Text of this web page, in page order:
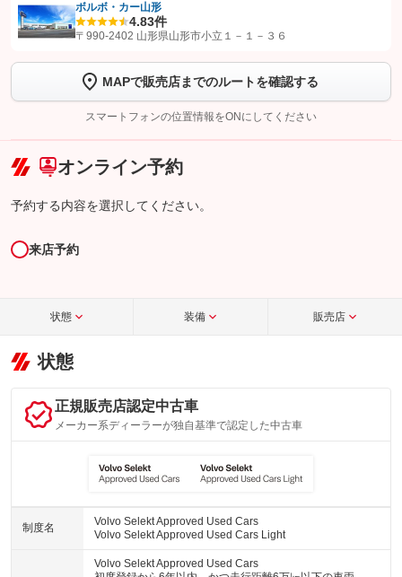
【STEP1】認証画面でグーネットを友だち追加してから「許可する」ボタンを押
トーク画面で
ボタンをタップして問い合わせを
完了してください。
こちら
ボルボ・カー山形
4.83件
〒990-2402 山形県山形市小立１－１－３６
MAPで販売店までのルートを確認する
スマートフォンの位置情報をONにしてください
オンライン予約
予約する内容を選択してください。
来店予約
状態 装備 販売店
状態
正規販売店認定中古車
メーカー系ディーラーが独自基準で認定した中古車
制度名
Volvo Selekt Approved Used Cars
Volvo Selekt Approved Used Cars Light
Volvo Selekt Approved Used Cars